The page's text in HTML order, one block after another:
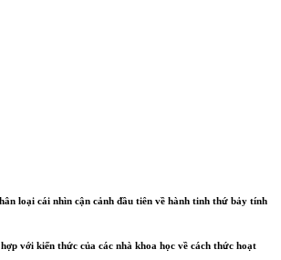
loại cái nhìn cận cảnh đầu tiên về hành tinh thứ bảy tính
với kiến thức của các nhà khoa học về cách thức hoạt